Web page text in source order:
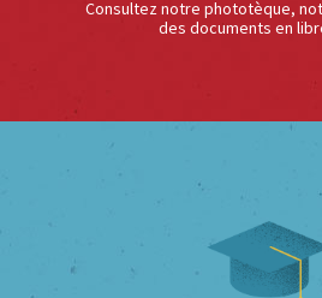
Consultez notre phototèque,
des documents en